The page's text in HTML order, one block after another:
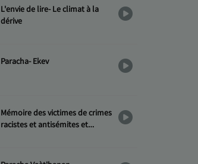
L'envie de lire- Le climat à la
dérive
Paracha- Ekev
Mémoire des victimes de crimes
racistes et antisémites et